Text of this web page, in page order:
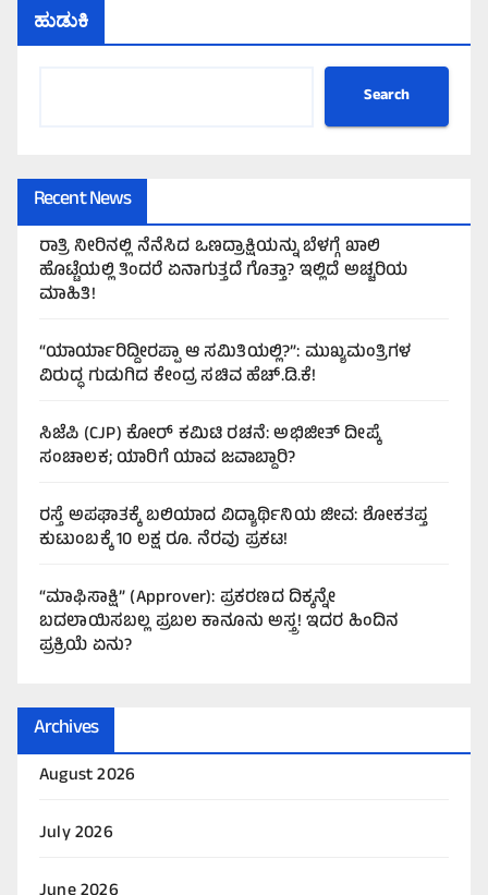
ಹುಡುಕಿ
Search
Recent News
ರಾತ್ರಿ ನೀರಿನಲ್ಲಿ ನೆನೆಸಿದ ಒಣದ್ರಾಕ್ಷಿಯನ್ನು ಬೆಳಗ್ಗೆ ಖಾಲಿ
ಹೊಟ್ಟೆಯಲ್ಲಿ ತಿಂದರೆ ಏನಾಗುತ್ತದೆ ಗೊತ್ತಾ? ಇಲ್ಲಿದೆ ಅಚ್ಚರಿಯ
ಮಾಹಿತಿ!
“ಯಾರ್ಯಾರಿದ್ದೀರಪ್ಪಾ ಆ ಸಮಿತಿಯಲ್ಲಿ?”: ಮುಖ್ಯಮಂತ್ರಿಗಳ
ವಿರುದ್ಧ ಗುಡುಗಿದ ಕೇಂದ್ರ ಸಚಿವ ಹೆಚ್.ಡಿ.ಕೆ!
ಸಿಜೆಪಿ (CJP) ಕೋರ್ ಕಮಿಟಿ ರಚನೆ: ಅಭಿಜೀತ್ ದೀಪ್ಕೆ
ಸಂಚಾಲಕ; ಯಾರಿಗೆ ಯಾವ ಜವಾಬ್ದಾರಿ?
ರಸ್ತೆ ಅಪಘಾತಕ್ಕೆ ಬಲಿಯಾದ ವಿದ್ಯಾರ್ಥಿನಿಯ ಜೀವ: ಶೋಕತಪ್ತ
ಕುಟುಂಬಕ್ಕೆ 10 ಲಕ್ಷ ರೂ. ನೆರವು ಪ್ರಕಟ!
“ಮಾಫಿಸಾಕ್ಷಿ” (Approver): ಪ್ರಕರಣದ ದಿಕ್ಕನ್ನೇ
ಬದಲಾಯಿಸಬಲ್ಲ ಪ್ರಬಲ ಕಾನೂನು ಅಸ್ತ್ರ! ಇದರ ಹಿಂದಿನ
ಪ್ರಕ್ರಿಯೆ ಏನು?
Archives
August 2026
July 2026